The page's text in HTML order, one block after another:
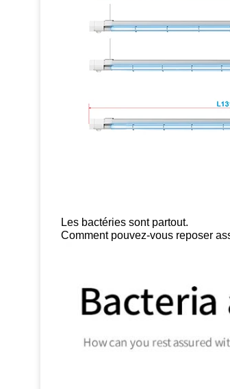
Les bactéries sont partout.
Comment pouvez-vous reposer